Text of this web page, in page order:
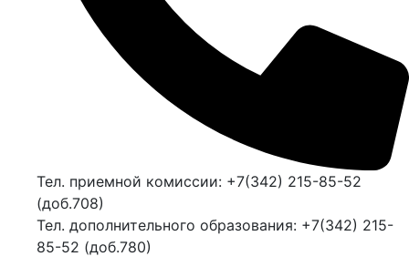
Тел. приемной комиссии: +7(342) 215-85-52
(доб.708)
Тел. дополнительного образования: +7(342) 215-
85-52 (доб.780)